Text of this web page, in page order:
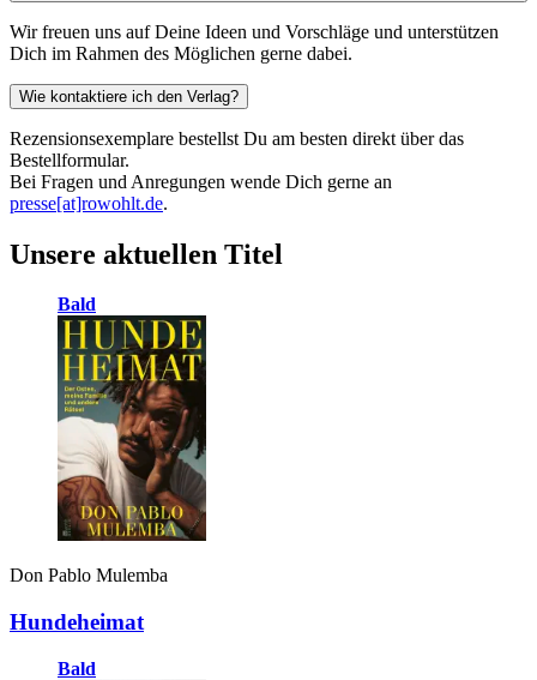
Wir freuen uns auf Deine Ideen und Vorschläge und unterstützen
Dich im Rahmen des Möglichen gerne dabei.
Wie kontaktiere ich den Verlag?
Rezensionsexemplare bestellst Du am besten direkt über das
Bestellformular.
Bei Fragen und Anregungen wende Dich gerne an
presse[at]rowohlt.de.
Unsere aktuellen Titel
Bald
Don Pablo Mulemba
Hundeheimat
Bald